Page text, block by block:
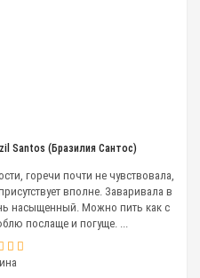
Santos (Бразилия Сантос)
горечи почти не чувствовала,
вполне. Заваривала в
насыщенный. Можно пить как с
послаще и погуще. ...